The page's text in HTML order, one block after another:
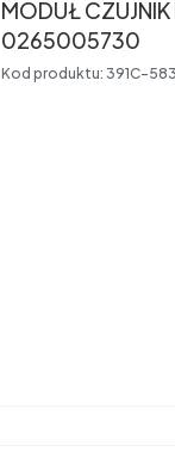
MODUŁ CZUJNIK
0265005730
Kod produktu: 391C-